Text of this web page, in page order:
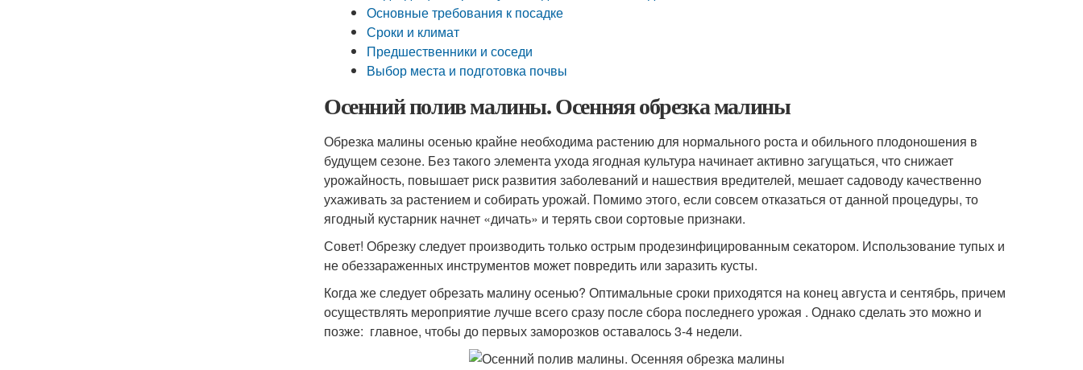
Основные требования к посадке
Сроки и климат
Предшественники и соседи
Выбор места и подготовка почвы
Осенний полив малины. Осенняя обрезка малины
Обрезка малины осенью крайне необходима растению для нормального роста и обильного плодоношения в
будущем сезоне. Без такого элемента ухода ягодная культура начинает активно загущаться, что снижает
урожайность, повышает риск развития заболеваний и нашествия вредителей, мешает садоводу качественно
ухаживать за растением и собирать урожай. Помимо этого, если совсем отказаться от данной процедуры, то
ягодный кустарник начнет «дичать» и терять свои сортовые признаки.
Совет! Обрезку следует производить только острым продезинфицированным секатором. Использование тупых и
не обеззараженных инструментов может повредить или заразить кусты.
Когда же следует обрезать малину осенью? Оптимальные сроки приходятся на конец августа и сентябрь, причем
осуществлять мероприятие лучше всего сразу после сбора последнего урожая . Однако сделать это можно и
позже: главное, чтобы до первых заморозков оставалось 3-4 недели.